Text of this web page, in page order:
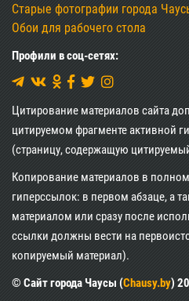
Старые фотографии города
Обои для рабочего стола
Профили в соц-сетях:
Цитирование материалов сайта
цитируемом фрагменте активной
(страницу, содержащую
Копирование материалов в
гиперссылок: в первом абзаце, а
материалом или сразу после
ссылки должны вести на
копируемый материал).
© Сайт города Чаусы (Chausy.by)